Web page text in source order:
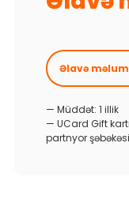
Əlavə
— Müddət: 1 illik
— UCard Gift
partnyor